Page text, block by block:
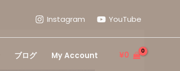
Instagram YouTube
ブログ My Account ¥0